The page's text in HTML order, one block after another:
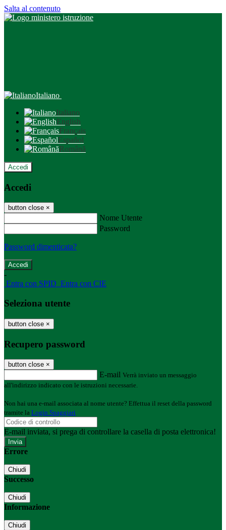
Salta al contenuto
Italiano
Italiano
English
Français
Español
Română
Accedi
Accedi
button close ×
Nome Utente
Password
Password dimenticata?
-
Entra con SPID Entra con CIE
Seleziona utente
button close ×
Recupero password
button close ×
E-mail Verrà inviato un messaggio
all'indirizzo indicato con le istruzioni necessarie.
Non hai una e-mail associata al nome utente? Effettua il reset della password
tramite la Login Spaggiari
E-mail inviata, si prega di controllare la casella di posta elettronica!
Errore
Chiudi
Successo
Chiudi
Informazione
Chiudi